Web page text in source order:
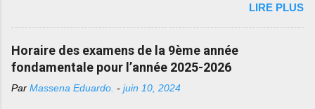
heureux de vous fournir toutes les informations
nécessaires pour accéder à ces précieux
modèles d'examens. Comment accéder aux
modèles d'examens : Pour télécharger les
modèles d'examens de 9e année fondamentale,
Épouse : Constance Salomon Président : 31
mars 1896 Exilé : 12 mai 1902 Décédé : 1916
Profession : Militaire Poste avant la présidence :
ministre de la guerre sous le gouvernement de
Florvil Hyppolite Mesures prises et réalisations
Après la mort de Florvil Hyppolite, l’assemblée
LIRE PLUS
Horaire des examens de la 9ème année
fondamentale pour l’année 2025-2026
Par Massena Eduardo. - juin 10, 2024